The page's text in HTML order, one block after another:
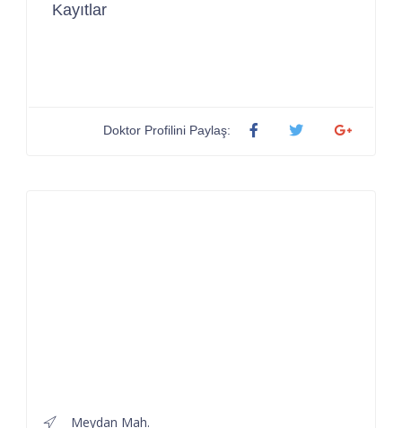
Kayıtlar
Doktor Profilini Paylaş:
Meydan Mah.